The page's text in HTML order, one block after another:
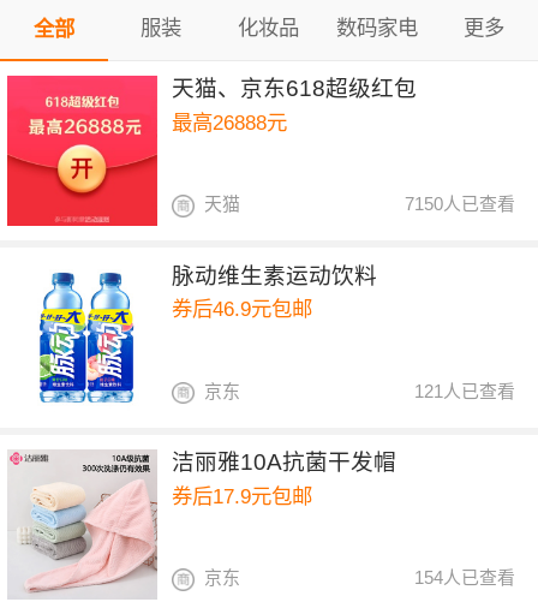
全部 服装 化妆品 数码家电 更多
天猫、京东618超级红包
最高26888元
7150人已查看
天猫
脉动维生素运动饮料
券后46.9元包邮
121人已查看
京东
洁丽雅10A抗菌干发帽
券后17.9元包邮
154人已查看
京东